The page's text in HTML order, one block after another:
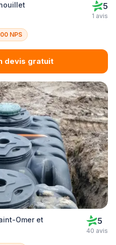
5
1 avis
NPS
devis gratuit
Omer et
5
40 avis